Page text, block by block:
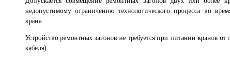
недопустимому ограничению технологического процесса во
крана.
Устройство ремонтных загонов не требуется при питании кранов от
кабеля).